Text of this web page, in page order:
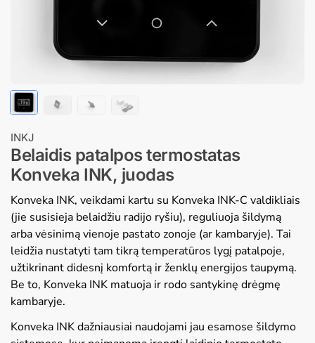
INKJ
Belaidis patalpos termostatas
Konveka INK, juodas
Konveka INK, veikdami kartu su Konveka INK-C valdikliais
(jie susisieja belaidžiu radijo ryšiu), reguliuoja šildymą
arba vėsinimą vienoje pastato zonoje (ar kambaryje). Tai
leidžia nustatyti tam tikrą temperatūros lygį patalpoje,
užtikrinant didesnį komfortą ir ženklų energijos taupymą.
Be to, Konveka INK matuoja ir rodo santykinę drėgmę
kambaryje.
Konveka INK dažniausiai naudojami jau esamose šildymo